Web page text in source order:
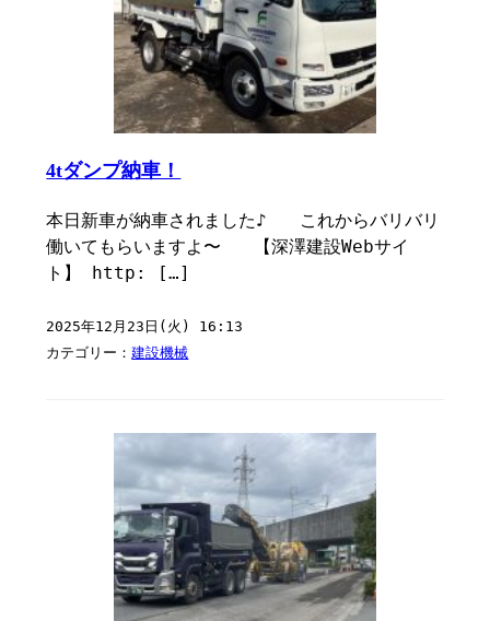
4tダンプ納車！
本日新車が納車されました♪ これからバリバリ
働いてもらいますよ〜 【深澤建設Webサイ
ト】 http: […]
2025年12月23日(火) 16:13
カテゴリー：建設機械